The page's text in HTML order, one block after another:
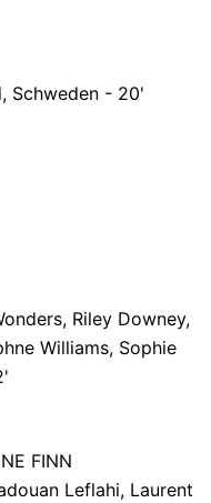
Schweden - 20'
Riley Downey,
Williams, Sophie
FINN
Leflahi, Laurent